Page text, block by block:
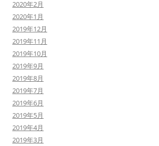
2020年2月
2020年1月
2019年12月
2019年11月
2019年10月
2019年9月
2019年8月
2019年7月
2019年6月
2019年5月
2019年4月
2019年3月